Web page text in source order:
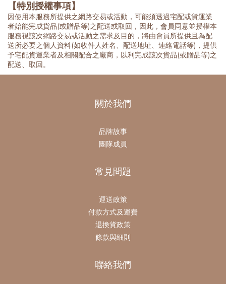
【特別授權事項】
因使用本服務所提供之網路交易或活動，可能須透過宅配或貨運業
者始能完成貨品(或贈品等)之配送或取回，因此，會員同意並授權本
服務視該次網路交易或活動之需求及目的，將由會員所提供且為配
送所必要之個人資料(如收件人姓名、配送地址、連絡電話等) ，提供
予宅配貨運業者及相關配合之廠商，以利完成該次貨品(或贈品等)之
配送、取回。
關於我們
品牌故事
團隊成員
常見問題
運送政策
付款方式及運費
退換貨政策
條款與細則
聯絡我們